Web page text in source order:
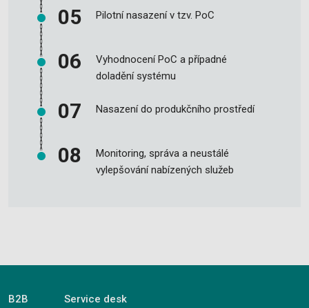
Pilotní nasazení v tzv. PoC
Vyhodnocení PoC a případné
doladění systému
Nasazení do produkčního prostředí
Monitoring, správa a neustálé
vylepšování nabízených služeb
B2B Service desk